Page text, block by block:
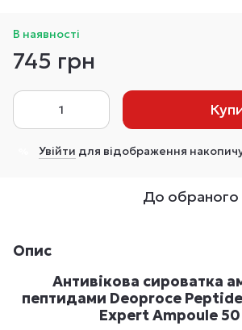
В наявності
745 грн
Увійти для відображення
До обраного
Опис
Антивікова сироватка
пептидами Deoproce
Expert Ampoule